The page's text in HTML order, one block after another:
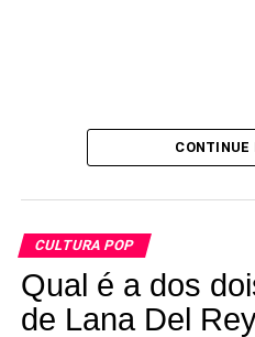
CONTINUE
CULTURA POP
Qual é a dos
de Lana Del